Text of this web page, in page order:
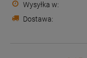
Wysyłka w:
Dostawa:
Cena nie zawiera